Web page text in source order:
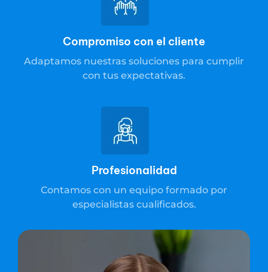
Compromiso con el cliente
Adaptamos nuestras soluciones para cumplir
con tus expectativas.
Profesionalidad
Contamos con un equipo formado por
especialistas cualificados.